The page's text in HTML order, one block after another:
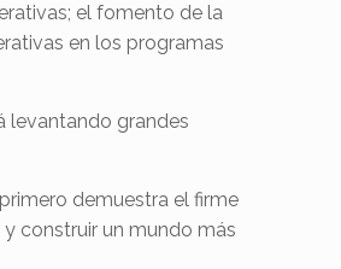
el fomento de la
en los programas
levantando grandes
demuestra el firme
construir un mundo más